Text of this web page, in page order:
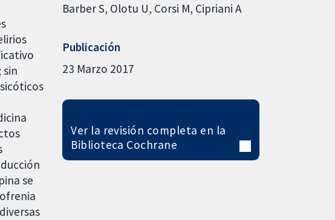
se
Barber S Olotu U Corsi M Cipriani A
Publicación
23 Marzo 2017
Ver la revisión completa en la
Biblioteca Cochrane